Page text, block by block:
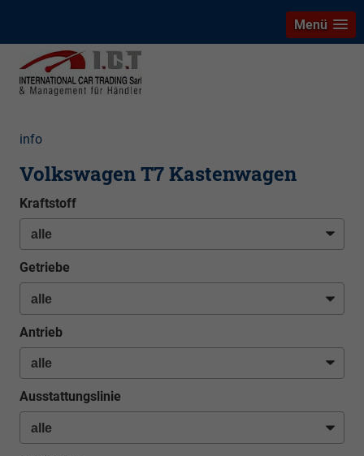
Menü
info
Volkswagen T7 Kastenwagen
Kraftstoff
Getriebe
Antrieb
Ausstattungslinie